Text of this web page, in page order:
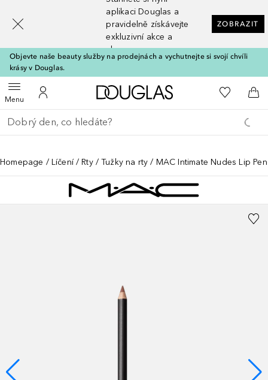
aplikaci Douglas a
pravidelně získávejte
exkluzivní akce a
slevy
ZOBRAZIT
Objevte naše beauty služby na prodejnách a vychutnejte si svojí chvíli
krásy v Douglas.
MenuOtevřít menuK mému účtu
Domů K mému
Do
Vraťte se
Proveďte vyhledávání
Homepage Líčení Rty Tužky na rty MAC Intimate Nudes Lip
[navigation.slideout.screenreader]